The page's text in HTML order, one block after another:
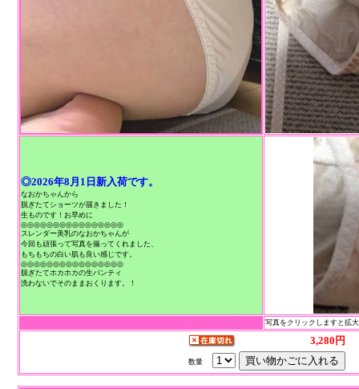
◎2026年8月1日新入荷です。
なおかちゃんから
脱ぎたてショーツが届きました！
生ものです！お早めに
◎◎◎◎◎◎◎◎◎◎◎◎◎◎◎◎
スレンダー美乳のなおかちゃんが
今回も頑張って写真を撮ってくれました、
もちもちの白い肌も良い感じです。
◎◎◎◎◎◎◎◎◎◎◎◎◎◎◎◎
脱ぎたてホカホカの生パンティ
洗わないでそのままおくります。！
写真をクリックしますと拡
3,280円
数量